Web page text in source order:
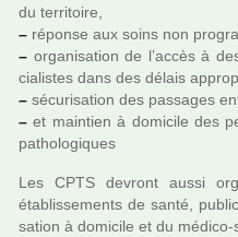
du ter­ri­toire,
– réponse aux soins non
– orga­ni­sa­tion de l’accès à
cia­lis­tes dans des délais
– sécu­ri­sa­tion des pas­sa­ges
– et main­tien à domi­cile des
pa­tho­lo­gi­ques
Les CPTS devront aussi
établissements de santé,
sa­tion à domi­cile et du médico-